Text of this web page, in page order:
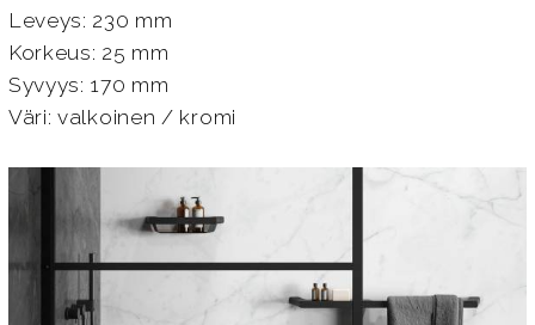
Leveys: 230 mm
Korkeus: 25 mm
Syvyys: 170 mm
Väri: valkoinen / kromi